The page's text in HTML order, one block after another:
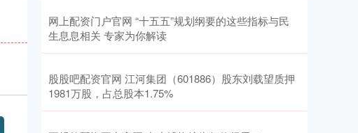
网上配资门户官网 “十五五”规划纲要的这些指标与民
生息息相关 专家为你解读
股股吧配资官网 江河集团（601886）股东刘载望质押
1981万股，占总股本1.75%